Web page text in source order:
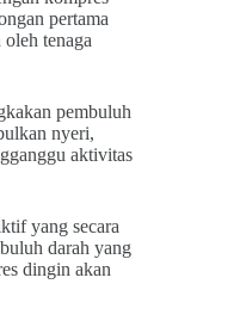
pertama
tenaga
pembuluh
nyeri,
aktivitas
yang secara
darah yang
dingin akan